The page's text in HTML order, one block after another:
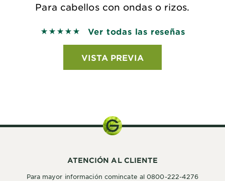
Para cabellos con ondas o rizos.
5 out of 5 stars based on reviews
Ver todas las reseñas
VISTA PREVIA
ATENCIÓN AL CLIENTE
Para mayor información comincate al 0800-222-4276